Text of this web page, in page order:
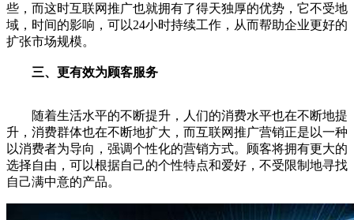
些，而这时互联网推广也就拥有了得天独厚的优势，它不受地
域，时间的影响，可以24小时持续工作，从而帮助企业更好的
扩张市场规模。
三、更有效为顾客服务
随着生活水平的不断提升，人们的消费水平也在不断地提
升，消费群体也在不断地扩大，而互联网推广营销正是以一种
以消费者为导向，强调个性化的营销方式。顾客将拥有更大的
选择自由，可以根据自己的个性特点和爱好，不受限制地寻找
自己满中意的产品。